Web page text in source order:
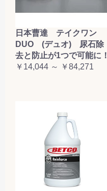
日本曹達 テイクワン
DUO (デュオ) 尿石除
去と防止が1つで可能に！
￥14,044 ～ ￥84,271